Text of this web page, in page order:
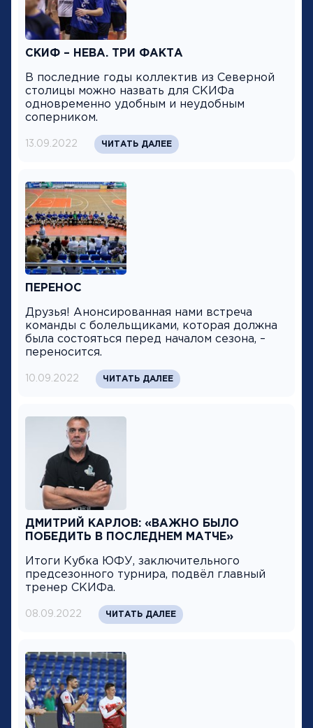
СКИФ – НЕВА. ТРИ ФАКТА
В последние годы коллектив из Северной
столицы можно назвать для СКИФа
одновременно удобным и неудобным
соперником.
13.09.2022 ЧИТАТЬ ДАЛЕЕ
ПЕРЕНОС
Друзья! Анонсированная нами встреча
команды с болельщиками, которая должна
была состояться перед началом сезона, –
переносится.
10.09.2022 ЧИТАТЬ ДАЛЕЕ
ДМИТРИЙ КАРЛОВ: «ВАЖНО БЫЛО
ПОБЕДИТЬ В ПОСЛЕДНЕМ МАТЧЕ»
Итоги Кубка ЮФУ, заключительного
предсезонного турнира, подвёл главный
тренер СКИФа.
08.09.2022 ЧИТАТЬ ДАЛЕЕ